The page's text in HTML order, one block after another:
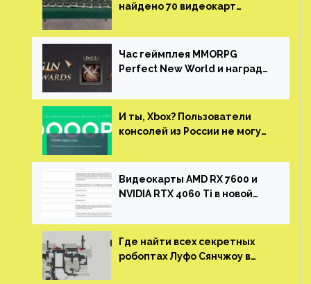
найдено 70 видеокарт
китайской таможни
Час геймплея MMORPG
Perfect New World и награды
И ты, Xbox? Пользователи
консолей из России не могут
Видеокарты AMD RX 7600 и
NVIDIA RTX 4060 Ti в новой
Где найти всех секретных
робоптах Луфо Сянчжоу в